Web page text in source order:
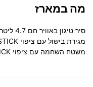
מה במארז
סיר טיגון באוויר חם 4.7 ליטר | PRO
מגירת בישול עם ציפוי NON-STICK קרמי (קיבולת 4.7 ליטר)
משטח השחמה עם ציפוי NON-STICK קרמי